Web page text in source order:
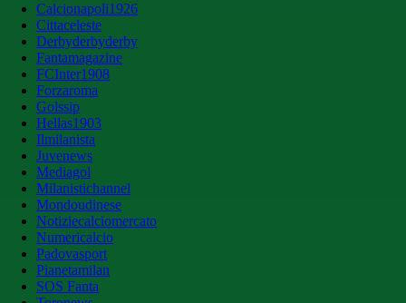
Calcionapoli1926
Cittaceleste
Derbyderbyderby
Fantamagazine
FCInter1908
Forzaroma
Golssip
Hellas1903
Ilmilanista
Juvenews
Mediagol
Milanistichannel
Mondoudinese
Notiziecalciomercato
Numericalcio
Padovasport
Pianetamilan
SOS Fanta